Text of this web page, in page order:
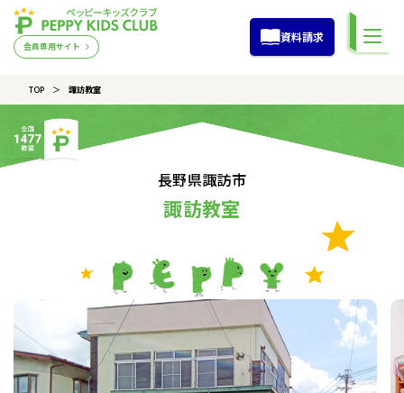
会員専用サイト
資料請求
TOP 諏訪教室
長野県諏訪市
諏訪教室